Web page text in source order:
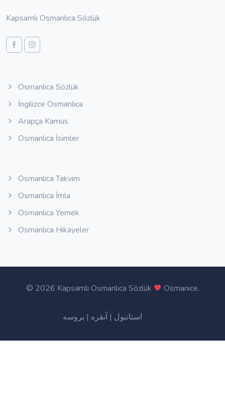
Kapsamlı Osmanlıca Sözlük
Osmanlıca Sözlük
İngilizce Osmanlıca
Arapça Kamus
Osmanlıca İsimler
Osmanlıca Takvim
Osmanlıca İmla
Osmanlıca Yemek
Osmanlıca Hikayeler
© 2026 Kapsamlı Osmanlıca Sözlük Osmanice.
استانبول | آنقره | بروسه